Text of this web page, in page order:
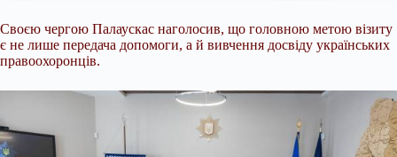
Своєю чергою Палаускас наголосив, що головною метою візиту
є не лише передача допомоги, а й вивчення досвіду українських
правоохоронців.